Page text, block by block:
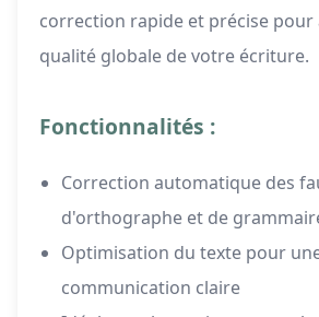
correction rapide et précise pour
qualité globale de votre écriture.
Fonctionnalités :
Correction automatique des
d'orthographe et de
Optimisation du texte pour
communication claire